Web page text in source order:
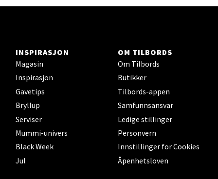
INSPIRASJON
Magasin
Inspirasjon
Gavetips
Bryllup
Serviser
Mummi-univers
Black Week
Jul
OM TILBORDS
Om Tilbords
Butikker
Tilbords-appen
Samfunnsansvar
Ledige stillinger
Personvern
Innstillinger for Cookies
Åpenhetsloven
Sandvika - Thon Senter Sandvika
Brodtkorbsgate 7, 1338 Sandvika
Åpent i dag 09-19
0 i butikk